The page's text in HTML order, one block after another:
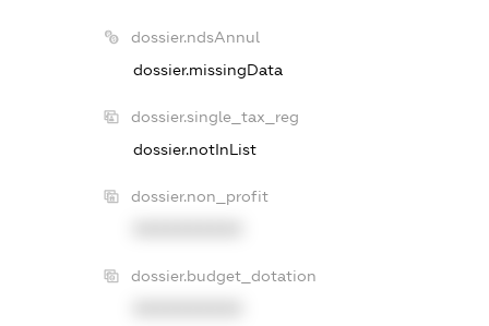
dossier.ndsAnnul
dossier.missingData
dossier.single_tax_reg
dossier.notInList
dossier.non_profit
dossier.budget_dotation